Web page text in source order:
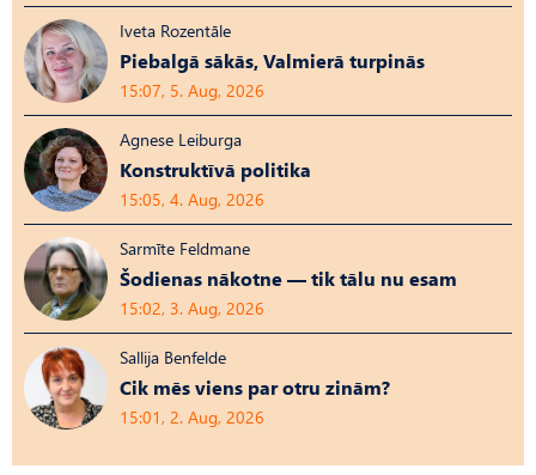
Iveta Rozentāle
Piebalgā sākās, Valmierā turpinās
15:07, 5. Aug, 2026
Agnese Leiburga
Konstruktīvā politika
15:05, 4. Aug, 2026
Sarmīte Feldmane
Šodienas nākotne — tik tālu nu esam
15:02, 3. Aug, 2026
Sallija Benfelde
Cik mēs viens par otru zinām?
15:01, 2. Aug, 2026